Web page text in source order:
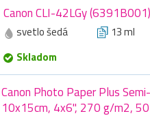
Canon CLI-42LGy
svetlo šedá 13 ml
Skladom
Canon Photo Paper Plus
10x15cm, 4x6", 270 g/m2,